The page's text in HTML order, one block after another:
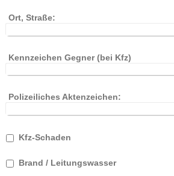
Ort, Straße:
Kennzeichen Gegner (bei Kfz)
Polizeiliches Aktenzeichen:
Kfz-Schaden
Brand / Leitungswasser